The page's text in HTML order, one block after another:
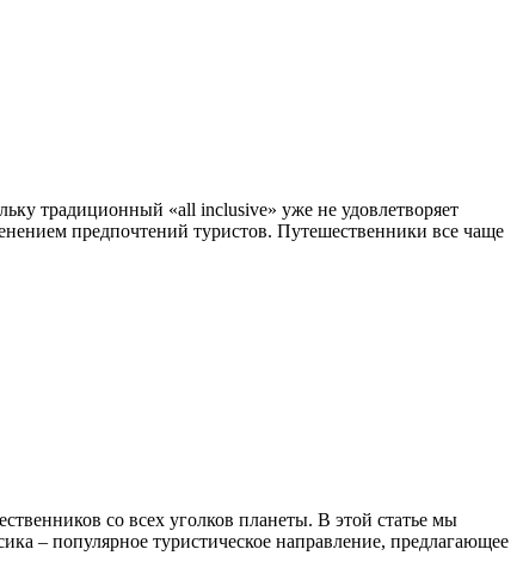
традиционный «all inclusive» уже не удовлетворяет
предпочтений туристов. Путешественники все чаще
со всех уголков планеты. В этой статье мы
– популярное туристическое направление, предлагающее